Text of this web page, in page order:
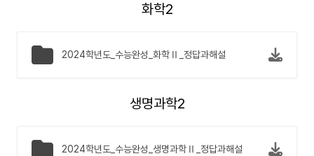
화학2
2024학년도_수능완성_화학Ⅱ_정답과해설
생명과학2
2024학년도_수능완성_생명과학Ⅱ_정답과해설